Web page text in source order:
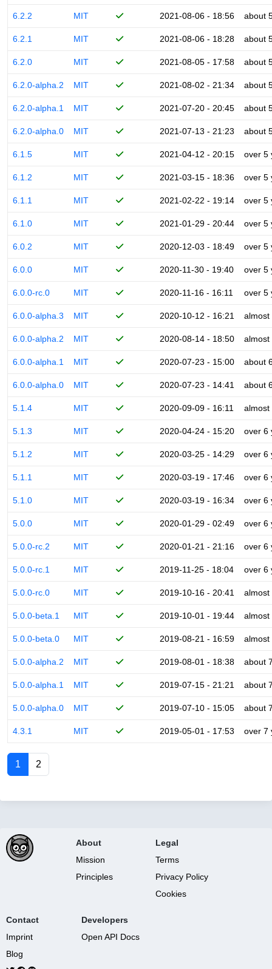
6.2.2 MIT 2021-08-06 - 18:56 about
6.2.1 MIT 2021-08-06 - 18:28 about
6.2.0 MIT 2021-08-05 - 17:58 about
6.2.0-alpha.2 MIT 2021-08-02 - 21:34 about
6.2.0-alpha.1 MIT 2021-07-20 - 20:45 about
6.2.0-alpha.0 MIT 2021-07-13 - 21:23 about
6.1.5 MIT 2021-04-12 - 20:15 over 5
6.1.2 MIT 2021-03-15 - 18:36 over 5
6.1.1 MIT 2021-02-22 - 19:14 over 5
6.1.0 MIT 2021-01-29 - 20:44 over 5
6.0.2 MIT 2020-12-03 - 18:49 over 5
6.0.0 MIT 2020-11-30 - 19:40 over 5
6.0.0-rc.0 MIT 2020-11-16 - 16:11 over 5
6.0.0-alpha.3 MIT 2020-10-12 - 16:21 almost
6.0.0-alpha.2 MIT 2020-08-14 - 18:50 almost
6.0.0-alpha.1 MIT 2020-07-23 - 15:00 about
6.0.0-alpha.0 MIT 2020-07-23 - 14:41 about
5.1.4 MIT 2020-09-09 - 16:11 almost
5.1.3 MIT 2020-04-24 - 15:20 over 6
5.1.2 MIT 2020-03-25 - 14:29 over 6
5.1.1 MIT 2020-03-19 - 17:46 over 6
5.1.0 MIT 2020-03-19 - 16:34 over 6
5.0.0 MIT 2020-01-29 - 02:49 over 6
5.0.0-rc.2 MIT 2020-01-21 - 21:16 over 6
5.0.0-rc.1 MIT 2019-11-25 - 18:04 over 6
5.0.0-rc.0 MIT 2019-10-16 - 20:41 almost
5.0.0-beta.1 MIT 2019-10-01 - 19:44 almost
5.0.0-beta.0 MIT 2019-08-21 - 16:59 almost
5.0.0-alpha.2 MIT 2019-08-01 - 18:38 about
5.0.0-alpha.1 MIT 2019-07-15 - 21:21 about
5.0.0-alpha.0 MIT 2019-07-10 - 15:05 about
4.3.1 MIT 2019-05-01 - 17:53 over 7
1 2
About
Mission
Principles
Legal
Terms
Privacy Policy
Cookies
Contact
Imprint
Blog
Developers
Open API Docs